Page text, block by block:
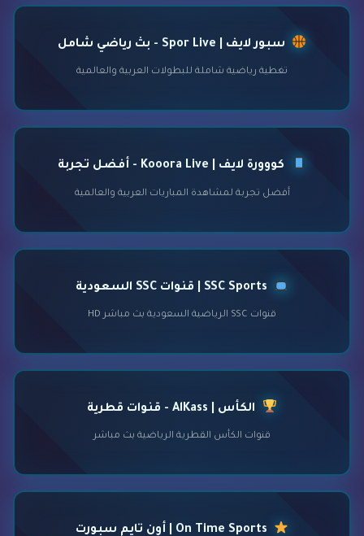
سبور لايف | Spor Live - بث رياضي شامل
تغطية رياضية شاملة للبطولات العربية والعالمية
كووورة لايف | Kooora Live - أفضل تجربة
أفضل تجربة لمشاهدة المباريات العربية والعالمية
قنوات SSC الرياضية السعودية بث مباشر HD
الكأس | AlKass - قنوات قطرية
قنوات الكأس القطرية الرياضية بث مباشر